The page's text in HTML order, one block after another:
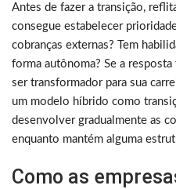
Antes de fazer a transição,
consegue estabelecer
cobranças externas? Tem
forma autônoma? Se a
ser transformador para sua
um modelo híbrido como
desenvolver gradualmente as
enquanto mantém alguma
Como as